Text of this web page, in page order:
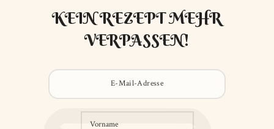
KEIN REZEPT MEHR
VERPASSEN!